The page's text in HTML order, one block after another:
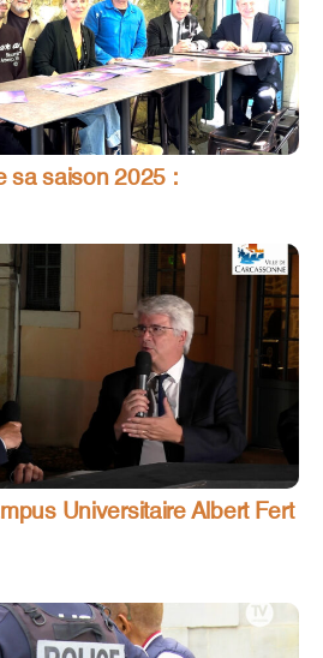
sa saison 2025 :
Universitaire Albert Fert